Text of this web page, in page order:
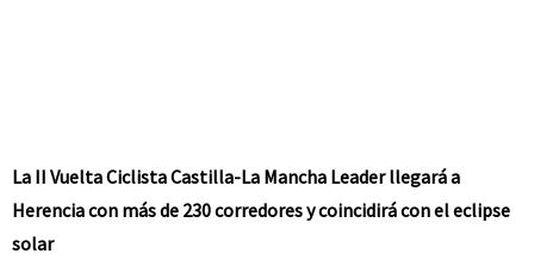
La II Vuelta Ciclista Castilla-La Mancha Leader llegará a
Herencia con más de 230 corredores y coincidirá con el eclipse
solar